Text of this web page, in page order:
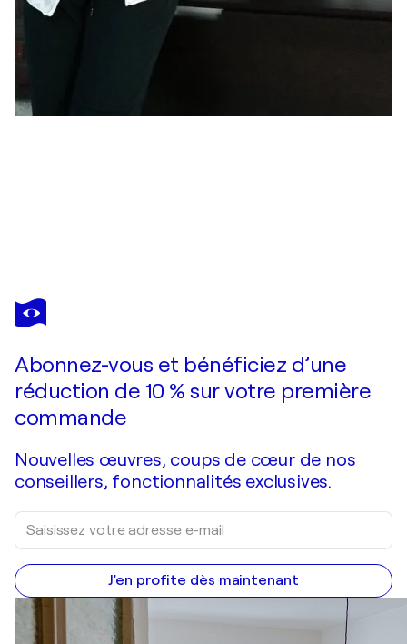
ANGELA TATLI
Seerosenteich mit rosa Blüten
Abonnez-vous et bénéficiez d’une
réduction de 10 % sur votre première
commande
Nouvelles œuvres, coups de cœur de nos
conseillers, fonctionnalités exclusives.
J'en profite dès maintenant